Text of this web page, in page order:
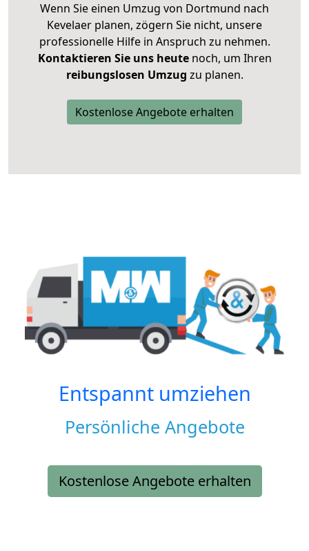
Wenn Sie einen Umzug von Dortmund nach
Kevelaer planen, zögern Sie nicht, unsere
professionelle Hilfe in Anspruch zu nehmen.
Kontaktieren Sie uns heutenoch, um Ihren
reibungslosen Umzug zu planen.
Kostenlose Angebote erhalten
Entspannt umziehen
Persönliche Angebote
Kostenlose Angebote erhalten